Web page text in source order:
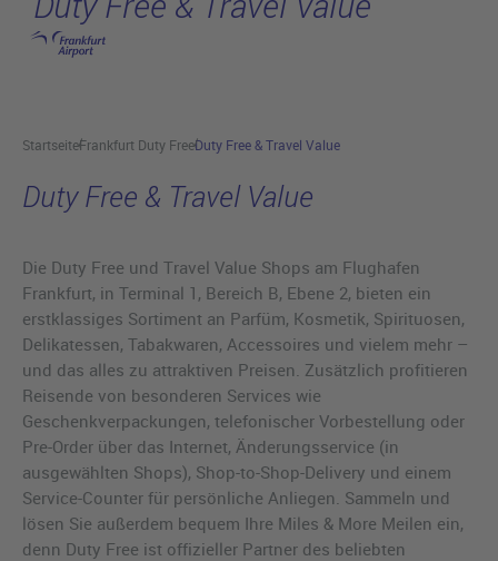
Hauptinhalt anspringen
StartseiteFrankfurt Duty FreeDuty Free & Travel Value
Duty Free & Travel Value
Die Duty Free und Travel Value Shops am Flughafen
Frankfurt, in Terminal 1, Bereich B, Ebene 2, bieten ein
erstklassiges Sortiment an Parfüm, Kosmetik, Spirituosen,
Delikatessen, Tabakwaren, Accessoires und vielem mehr –
und das alles zu attraktiven Preisen. Zusätzlich profitieren
Reisende von besonderen Services wie
Geschenkverpackungen, telefonischer Vorbestellung oder
Pre-Order über das Internet, Änderungsservice (in
ausgewählten Shops), Shop-to-Shop-Delivery und einem
Service-Counter für persönliche Anliegen. Sammeln und
lösen Sie außerdem bequem Ihre Miles & More Meilen ein,
denn Duty Free ist offizieller Partner des beliebten